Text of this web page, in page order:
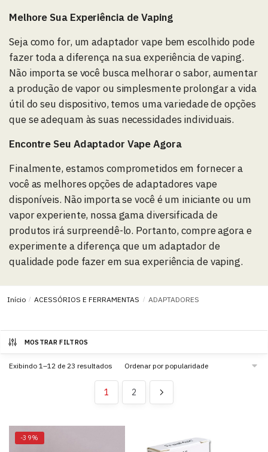
Melhore Sua Experiência de Vaping
Seja como for, um adaptador vape bem escolhido pode
fazer toda a diferença na sua experiência de vaping.
Não importa se você busca melhorar o sabor, aumentar
a produção de vapor ou simplesmente prolongar a vida
útil do seu dispositivo, temos uma variedade de opções
que se adequam às suas necessidades individuais.
Encontre Seu Adaptador Vape Agora
Finalmente, estamos comprometidos em fornecer a
você as melhores opções de adaptadores vape
disponíveis. Não importa se você é um iniciante ou um
vapor experiente, nossa gama diversificada de
produtos irá surpreendê-lo. Portanto, compre agora e
experimente a diferença que um adaptador de
qualidade pode fazer em sua experiência de vaping.
Início / ACESSÓRIOS E FERRAMENTAS / ADAPTADORES
MOSTRAR FILTROS
Exibindo 1–12 de 23 resultados
1 2
-39%